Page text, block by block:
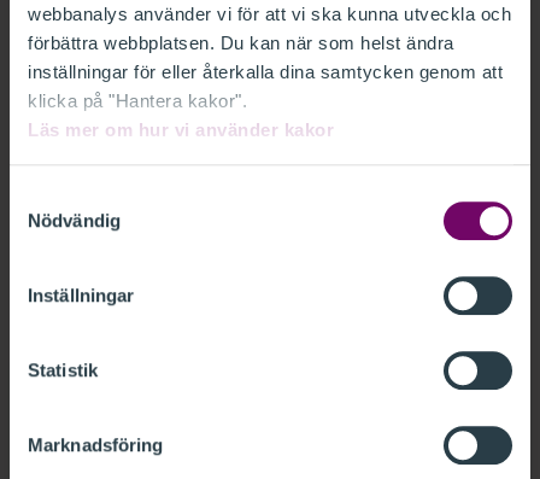
webbanalys använder vi för att vi ska kunna utveckla och
förbättra webbplatsen. Du kan när som helst ändra
inställningar för eller återkalla dina samtycken genom att
klicka på "Hantera kakor".
Läs mer om hur vi använder kakor
Nödvändig
Inställningar
Statistik
Marknadsföring
genom att mejla tillmedlem@far.se
LÄS MER OM VAD BRANSCHEN KAN ERBJUDA DIG
Det tar ungefär en 1–2 arbetsdagar för oss att